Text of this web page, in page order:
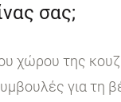
σας;
χώρου της
για τη